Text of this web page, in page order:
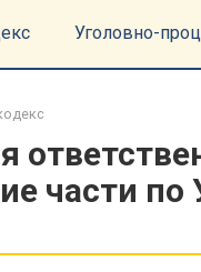
Уголовно-
части